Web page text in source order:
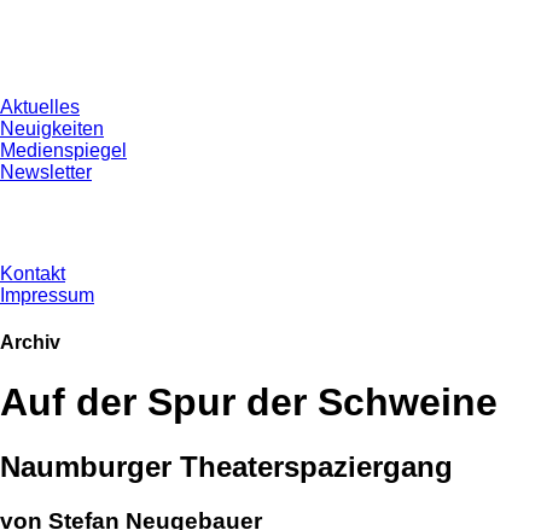
Aktuelles
Neuigkeiten
Medienspiegel
Newsletter
Kontakt
Impressum
Archiv
Auf der Spur der Schweine
Naumburger Theaterspaziergang
von Stefan Neugebauer